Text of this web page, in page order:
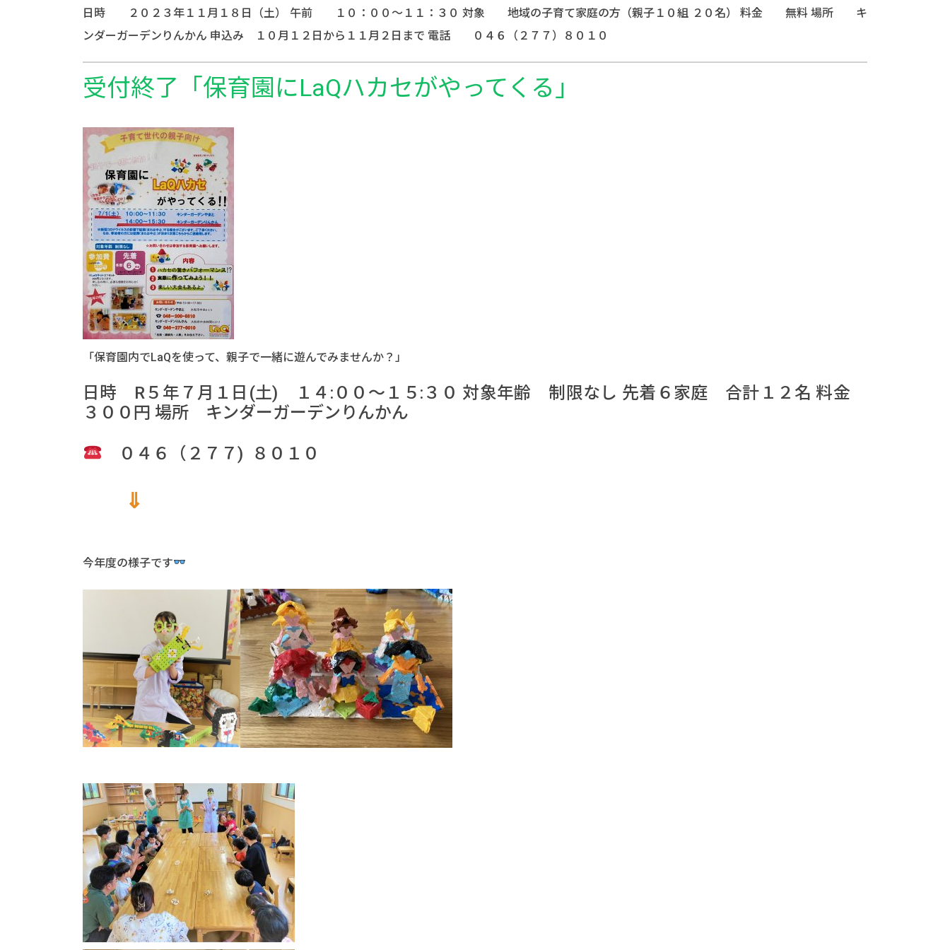
日時 ２０２３年１１月１８日（土） 午前 １０：００～１１：３０ 対象 地域の子育て家庭の方（親子１０組 ２０名） 料金 無料 場所 キ
ンダーガーデンりんかん 申込み １０月１２日から１１月２日まで 電話 ０４６（２７７）８０１０
受付終了「保育園にLaQハカセがやってくる」
「保育園内でLaQを使って、親子で一緒に遊んでみませんか？」
日時 R５年７月１日(土) １４:００～１５:３０ 対象年齢 制限なし 先着６家庭 合計１２名 料金
３００円 場所 キンダーガーデンりんかん
０４６（２７７) ８０１０
⇓
今年度の様子です